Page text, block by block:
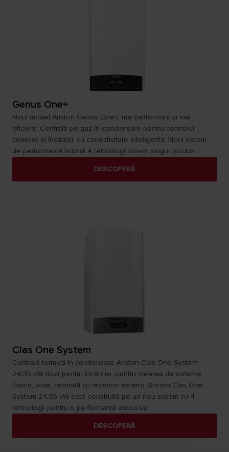
Genus One+
Noul model Ariston Genus One+, mai performant și mai
eficient. Centrală pe gaz în condensare pentru controlul
complet al încălzirii, cu conectivitate inteligentă. Noul sistem
de performanță îmbină 4 tehnologii într-un singur produs.
DESCOPERĂ
Clas One System
Centrală termică în condensare Ariston Clas One System
24/35 kW doar pentru încălzire, pentru crearea de sisteme
(hibrid, solar, centrală cu rezervor extern). Ariston Clas One
System 24/35 kW este construită pe un nou sistem cu 4
tehnologii pentru o performanță exclusivă.
DESCOPERĂ